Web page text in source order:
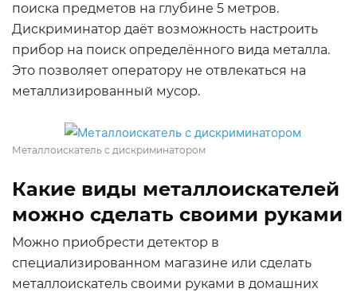
поиска предметов на глубине 5 метров.
Дискриминатор даёт возможность настроить
прибор на поиск определённого вида металла.
Это позволяет оператору не отвлекаться на
металлизированный мусор.
Металлоискатель с дискриминатором
Какие виды металлоискателей
можно сделать своими руками
Можно приобрести детектор в
специализированном магазине или сделать
металлоискатель своими руками в домашних